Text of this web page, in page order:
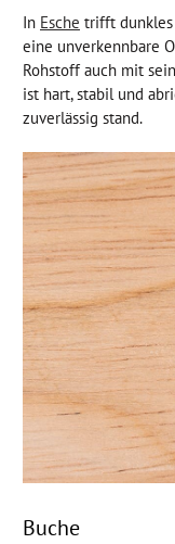
In Esche trifft dunkles
eine unverkennbare
Rohstoff auch mit
ist hart, stabil und
zuverlässig stand.
Buche